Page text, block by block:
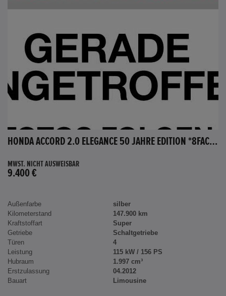
HONDA ACCORD 2.0 ELEGANCE 50 JAHRE EDITION *8FACH BEREIFT*
MWST. NICHT AUSWEISBAR
9.400 €
Außenfarbe
silber
Kilometerstand
147.900 km
Kraftstoffart
Super
Getriebe
Schaltgetriebe
Türen
4
Leistung
115 kW / 156 PS
Hubraum
1.997 cm³
Erstzulassung
04.2012
Bauart
Limousine